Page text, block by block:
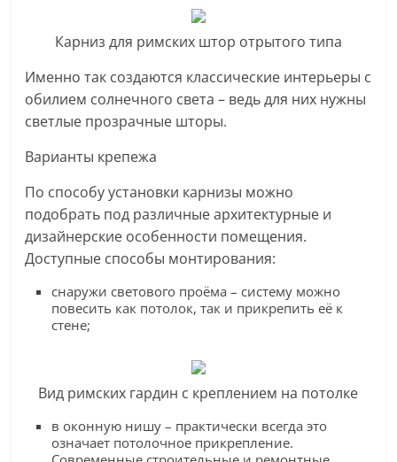
Карниз для римских штор отрытого типа
Именно так создаются классические интерьеры с
обилием солнечного света – ведь для них нужны
светлые прозрачные шторы.
Варианты крепежа
По способу установки карнизы можно
подобрать под различные архитектурные и
дизайнерские особенности помещения.
Доступные способы монтирования:
снаружи светового проёма – систему можно
повесить как потолок, так и прикрепить её к
стене;
Вид римских гардин с креплением на потолке
в оконную нишу – практически всегда это
означает потолочное прикрепление.